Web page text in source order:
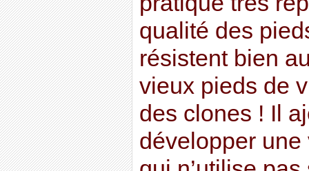
qualité des
résistent bien
vieux pieds de
des clones ! Il
développer